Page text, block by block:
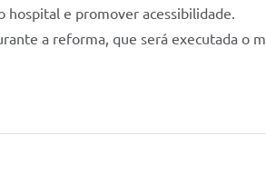
e promover acessibilidade.
a reforma, que será executada o